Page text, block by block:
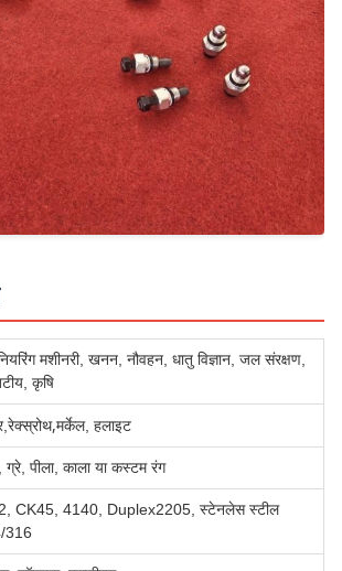
मशीनरी, खनन, नौवहन, धातु विज्ञान, जल संरक्षण,
कृषि
रेक्स्रोथ,मर्केल, हलाइट
ग्रे, पीला, काला या कस्टम रंग
CK45, 4140, Duplex2205, स्टेनलेस स्टील
316